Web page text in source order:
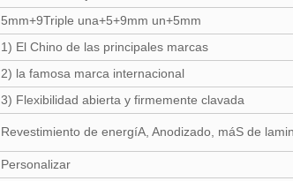
5mm+9Triple una+5+9mm un+5mm
1) El Chino de las principales marcas
2) la famosa marca internacional
3) Flexibilidad abierta y firmemente clavada
Revestimiento de energíA, Anodizado, máS de
Personalizar